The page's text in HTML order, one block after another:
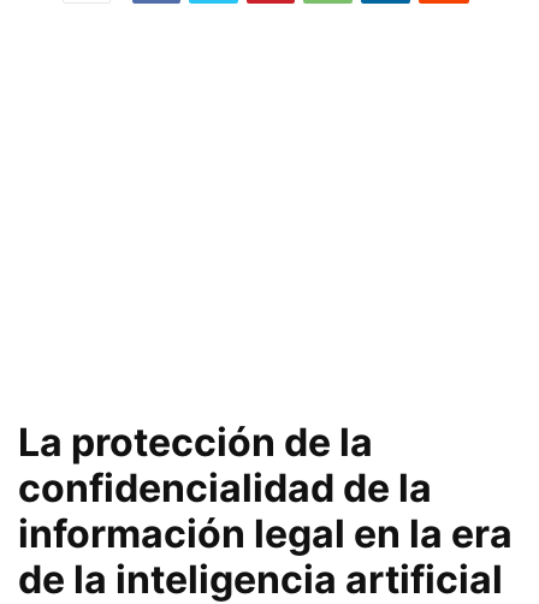
La protección de la
confidencialidad de la
información legal en la era
de la inteligencia artificial